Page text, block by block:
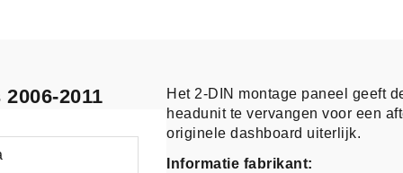
2011
Het 2-DIN montage paneel geeft
headunit te vervangen voor een
originele dashboard uiterlijk.
Informatie fabrikant: